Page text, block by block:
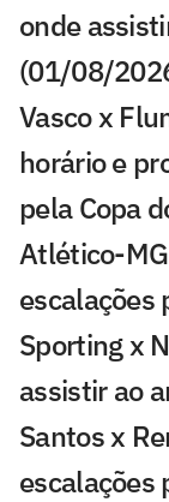
onde
(01/08/
Vasco x
horário e
pela Copa
Atlético-
escalações
Sporting x
assistir ao
Santos x
escalações